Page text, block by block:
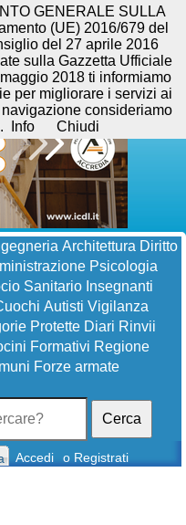
Architettura Diritto
Psicologia
Sanitario Insegnanti
Autisti Vigilanza
Protette Diari Rinvii
Formativi Regione
Forze armate
Cerca
Accedi o Registrati
GENERALE SULLA
(UE) 2016/679 del
del 27 aprile 2016
sulla Gazzetta Ufficiale
2018 ti informiamo
per migliorare i servizi ai
consideriamo
Info Chiudi